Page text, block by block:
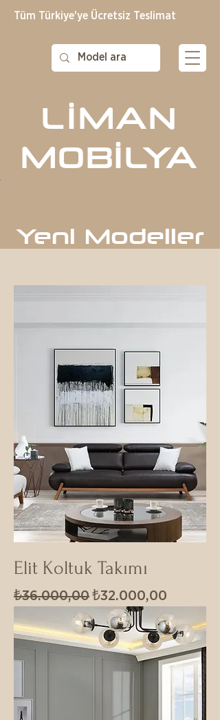
Tüm Türkiye'ye Ücretsiz Teslimat
LİMAN
MOBİLYA
Yeni Modeller
Elit Koltuk Takımı
Normal Fiyat
₺36.000,00İndirimli Fiyat
₺32.000,00